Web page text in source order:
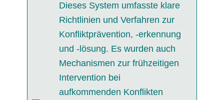
Dieses System umfasste klare
Richtlinien und Verfahren zur
Konfliktprävention, -erkennung
und -lösung. Es wurden auch
Mechanismen zur frühzeitigen
Intervention bei
aufkommenden Konflikten